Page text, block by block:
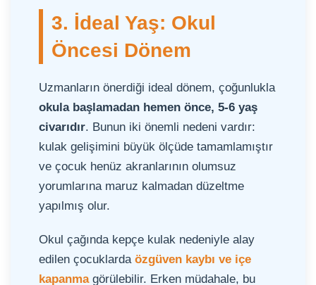
3. İdeal Yaş: Okul
Öncesi Dönem
Uzmanların önerdiği ideal dönem, çoğunlukla
okula başlamadan hemen önce, 5-6 yaş
civarıdır. Bunun iki önemli nedeni vardır:
kulak gelişimini büyük ölçüde tamamlamıştır
ve çocuk henüz akranlarının olumsuz
yorumlarına maruz kalmadan düzeltme
yapılmış olur.
Okul çağında kepçe kulak nedeniyle alay
edilen çocuklarda özgüven kaybı ve içe
kapanmagörülebilir. Erken müdahale, bu